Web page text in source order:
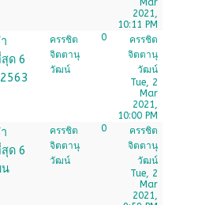
Mar
2021,
10:11 PM
ด 6
ครรชิต
จิตตานุ
วัฒน์
0
ครรชิต
จิตตานุ
วัฒน์
Tue, 2
Mar
2021,
10:00 PM
ด 6
น
ครรชิต
จิตตานุ
วัฒน์
0
ครรชิต
จิตตานุ
วัฒน์
Tue, 2
Mar
2021,